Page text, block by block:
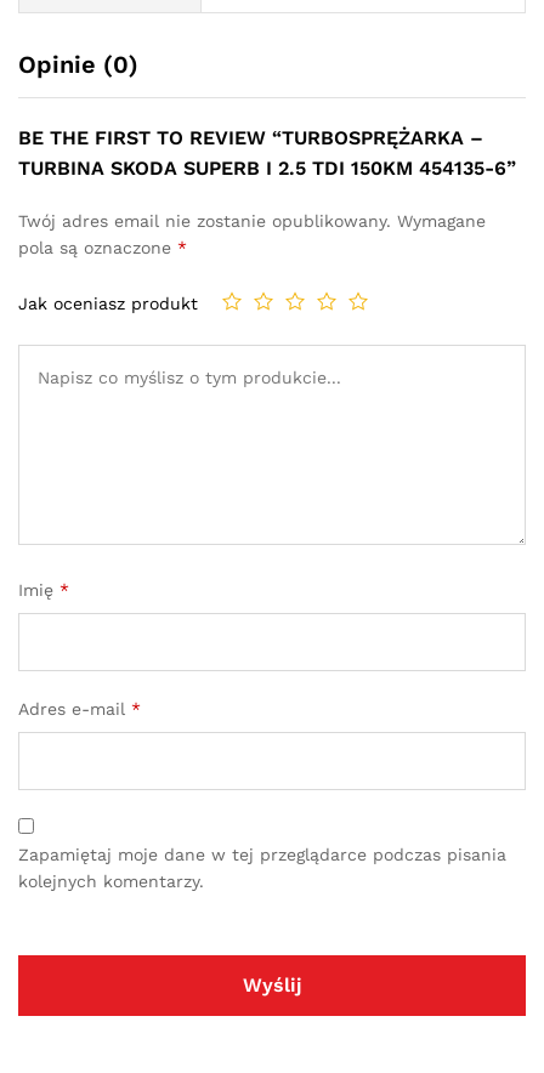
Opinie (0)
BE THE FIRST TO REVIEW “TURBOSPRĘŻARKA –
TURBINA SKODA SUPERB I 2.5 TDI 150KM 454135-6”
Twój adres email nie zostanie opublikowany. Wymagane
pola są oznaczone *
Jak oceniasz produkt
Imię *
Adres e-mail *
Zapamiętaj moje dane w tej przeglądarce podczas pisania
kolejnych komentarzy.